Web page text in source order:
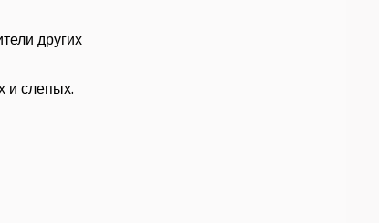
других
и слепых.